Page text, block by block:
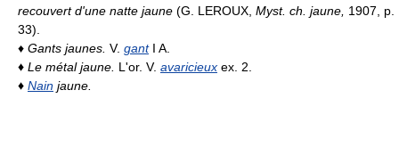
recouvert d'une natte jaune (G. LEROUX, Myst. ch. jaune, 1907, p.
33).
♦ Gants jaunes. V. gant I A.
♦ Le métal jaune. L'or. V. avaricieux ex. 2.
♦ Nain jaune.